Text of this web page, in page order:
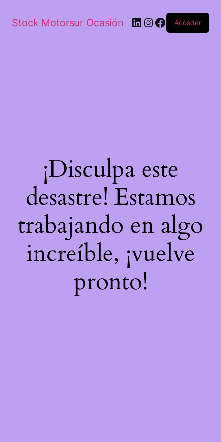
Stock Motorsur Ocasión Acceder
¡Disculpa este
desastre! Estamos
trabajando en algo
increíble, ¡vuelve
pronto!